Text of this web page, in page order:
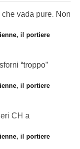
vada pure. Non
il portiere
“troppo”
il portiere
CH a
il portiere